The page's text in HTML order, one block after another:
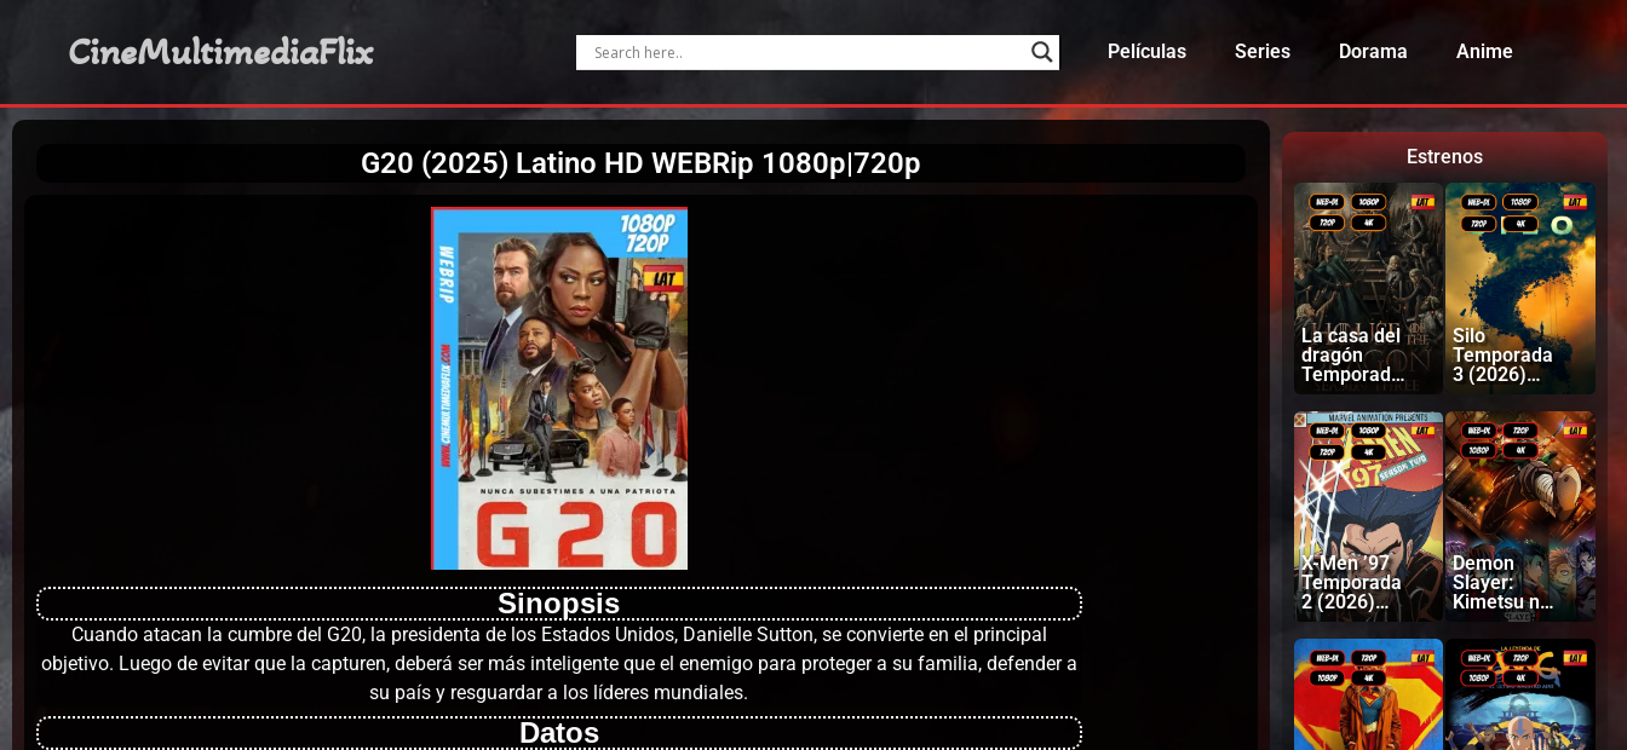
CineMultimediaFlix Películas Series Dorama Anime
G20 (2025) Latino HD WEBRip 1080p|720p
Sinopsis
Cuando atacan la cumbre del G20, la presidenta de los Estados Unidos, Danielle Sutton, se convierte en el principal
objetivo. Luego de evitar que la capturen, deberá ser más inteligente que el enemigo para proteger a su familia, defender a
su país y resguardar a los líderes mundiales.
Datos
Estrenos
La casa del
dragón
Temporada
3 (2026)
Latino |
Ingles
Silo
Temporada
3 (2026)
Inglés
X-Men ’97
Temporada
2 (2026)
Latino |
Inglés
Demon
Slayer:
Kimetsu no
Castillo
infinito
(2025)
Latino |
Japonés